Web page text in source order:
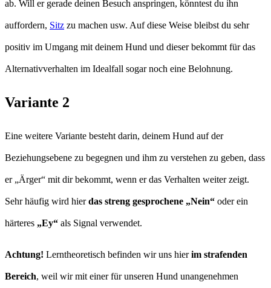
ab. Will er gerade deinen Besuch anspringen, könntest du ihn
auffordern, Sitz zu machen usw. Auf diese Weise bleibst du sehr
positiv im Umgang mit deinem Hund und dieser bekommt für das
Alternativverhalten im Idealfall sogar noch eine Belohnung.
Variante 2
Eine weitere Variante besteht darin, deinem Hund auf der
Beziehungsebene zu begegnen und ihm zu verstehen zu geben, dass
er „Ärger“ mit dir bekommt, wenn er das Verhalten weiter zeigt.
Sehr häufig wird hierdas streng gesprochene „Nein“ oder ein
härteres „Ey“ als Signal verwendet.
Achtung! Lerntheoretisch befinden wir uns hierim strafenden
Bereich, weil wir mit einer für unseren Hund unangenehmen